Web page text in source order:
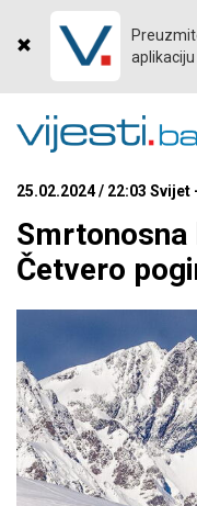
aplikaciju
25.02.2024 / 22:03
Smrtonosna
Četvero